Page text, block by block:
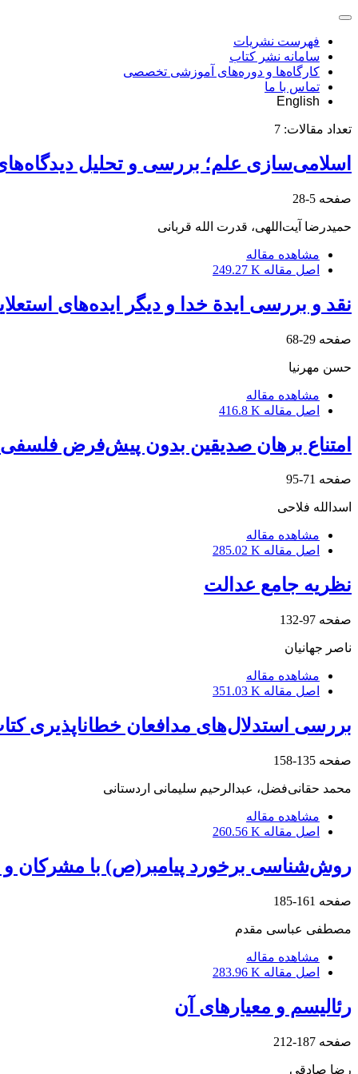
فهرست نشریات
سامانه نشر کتاب
کارگاه‌ها و دوره‌های آموزشی تخصصی
تماس با ما
English
تعداد مقالات: 7
اسلامی‌سازی علم؛ بررسی و تحلیل
صفحه 5-28
حمیدرضا آیت‌اللهی، قدرت الله قربانی
مشاهده مقاله
اصل مقاله 249.27 K
نقد و بررسی ایدة خدا و دیگر ایده‌های
صفحه 29-68
حسن مهرنیا
مشاهده مقاله
اصل مقاله 416.8 K
امتناع برهان صدیقین بدون پیش‌فرض
صفحه 71-95
اسدالله فلاحی
مشاهده مقاله
اصل مقاله 285.02 K
نظریه جامع عدالت
صفحه 97-132
ناصر جهانیان
مشاهده مقاله
اصل مقاله 351.03 K
بررسی استدلال‌های مدافعان خطاناپذیری
صفحه 135-158
محمد حقانی‌فضل، عبدالرحیم سلیمانی اردستانی
مشاهده مقاله
اصل مقاله 260.56 K
روش‌شناسی برخورد پیامبر(ص) با مشرکان و
صفحه 161-185
مصطفی عباسی مقدم
مشاهده مقاله
اصل مقاله 283.96 K
رئالیسم و معیارهای آن
صفحه 187-212
رضا صادقی